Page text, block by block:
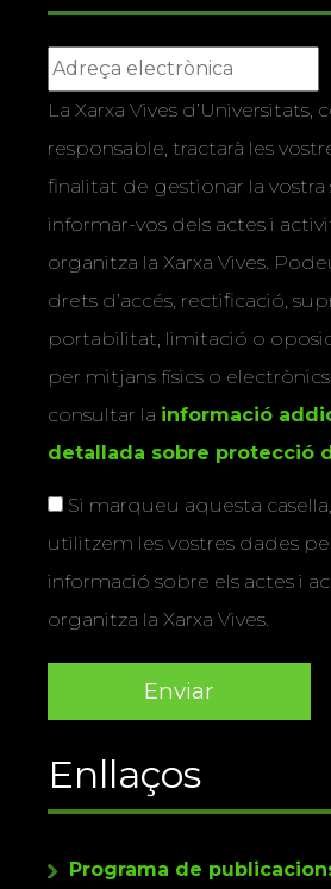
La Xarxa Vives d’Universitats,
responsable, tractarà les
finalitat de gestionar la vostra
informar-vos dels actes i
organitza la Xarxa Vives.
drets d’accés, rectificació,
portabilitat, limitació o
per mitjans físics o
consultar la informació
detallada sobre protecció
Si marqueu aquesta
utilitzem les vostres dades
informació sobre els actes i
organitza la Xarxa Vives.
Enllaços
Programa de